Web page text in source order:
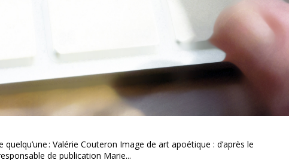
: Valérie Couteron Image de art apoétique : d’après le
de publication Marie...